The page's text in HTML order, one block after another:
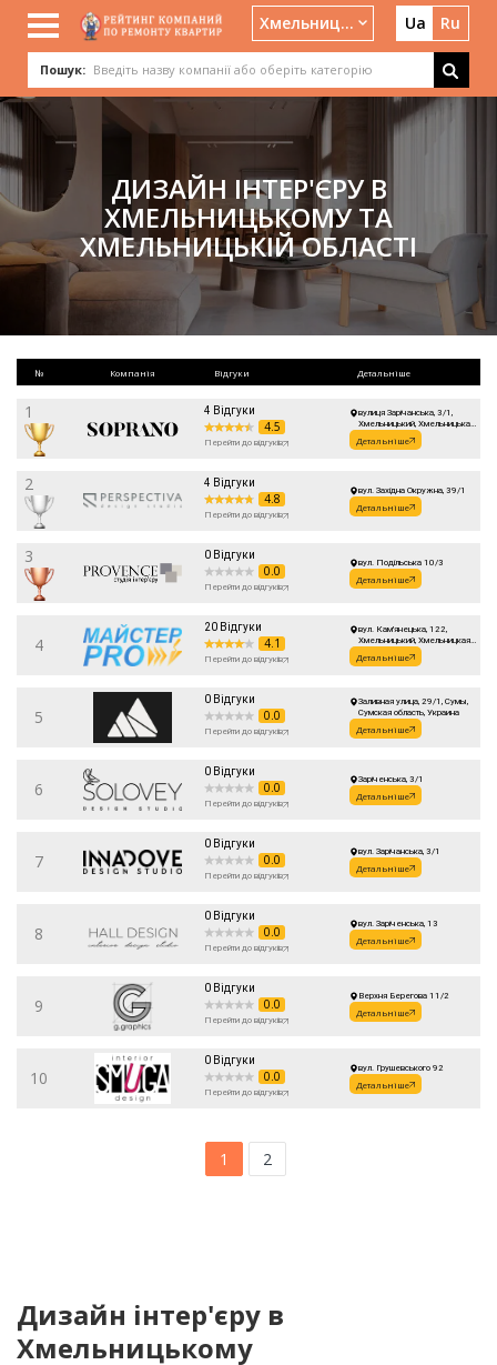
Хмельницький Ua Ru
Пошук:
ДИЗАЙН ІНТЕР'ЄРУ В
ХМЕЛЬНИЦЬКОМУ ТА
ХМЕЛЬНИЦЬКІЙ ОБЛАСТІ
№ Компанія Відгуки Детальніше
1 4 Відгуки
4.5
Перейти до відгуків
вулиця Зарічанська, 3/1,
Хмельницький, Хмельницька
область, Украина, 29000
Детальніше
2 4 Відгуки
4.8
Перейти до відгуків
вул. Західна Окружна, 39/1
Детальніше
3 0 Відгуки
0.0
Перейти до відгуків
вул. Подільська 10/3
Детальніше
4
20 Відгуки
4.1
Перейти до відгуків
вул. Кам'янецька, 122,
Хмельницький, Хмельницкая
область, Украина
Детальніше
5
0 Відгуки
0.0
Перейти до відгуків
Заливная улица, 29/1, Сумы,
Сумская область, Украина
Детальніше
6
0 Відгуки
0.0
Перейти до відгуків
Заріченська, 3/1
Детальніше
7
0 Відгуки
0.0
Перейти до відгуків
вул. Зарічанська, 3/1
Детальніше
8
0 Відгуки
0.0
Перейти до відгуків
вул. Заріченська, 13
Детальніше
9
0 Відгуки
0.0
Перейти до відгуків
Верхня Берегова 11/2
Детальніше
10
0 Відгуки
0.0
Перейти до відгуків
вул. Грушевського 92
Детальніше
1 2
Дизайн інтер'єру в
Хмельницькому